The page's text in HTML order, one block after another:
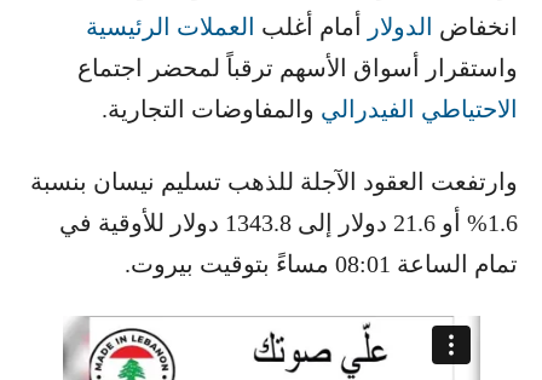
انخفاض ​ الدولار ​ أمام أغلب ​ العملات الرئيسية
واستقرار أسواق الأسهم ترقباً لمحضر اجتماع ​
الاحتياطي الفيدرالي ​ والمفاوضات التجارية.
وارتفعت العقود الآجلة للذهب تسليم نيسان بنسبة
1.6% أو 21.6 دولار إلى 1343.8 دولار للأوقية في
تمام الساعة 08:01 مساءً بتوقيت بيروت.